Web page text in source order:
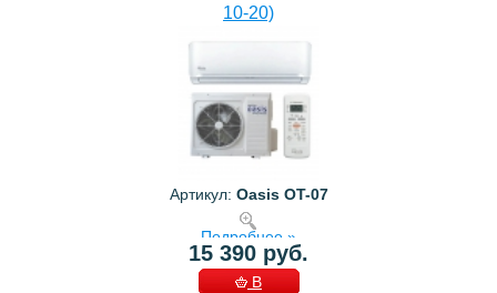
10-20)
Артикул: Oasis OT-07
Подробнее »
15 390 руб.
В